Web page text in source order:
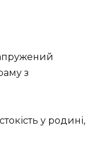
з
у родині,